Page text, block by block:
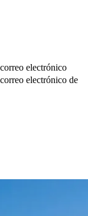
electrónico
electrónico de